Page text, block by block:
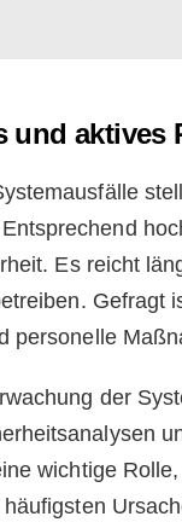
und aktives
Es reicht
Gefragt
personelle
der
wichtige